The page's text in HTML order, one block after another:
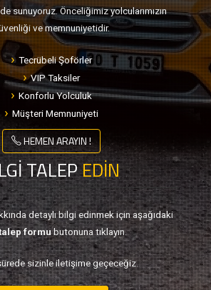
sunuyoruz. Önceliğimiz yolcularımızın
ve memnuniyetidir.
Tecrübeli Şoförler
VIP Taksiler
Konforlu Yolculuk
Müşteri Memnuniyeti
HEMEN ARAYIN !
TALEPEDİN
detaylı bilgi edinmek için aşağıdaki
formubutonuna tıklayın.
sizinle iletişime geçeceğiz.